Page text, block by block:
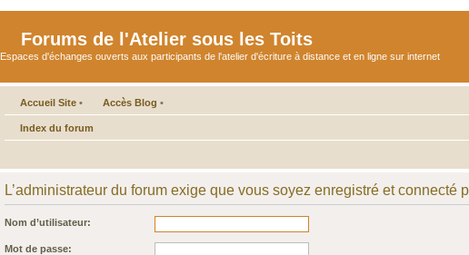
Forums de l'Atelier sous les Toits
Espaces d'échanges ouverts aux participants de l'atelier d'écriture à distance et en ligne sur internet
Accueil Site • Accès Blog •
Index du forum
L’administrateur du forum exige que vous soyez enregistré et connecté
Nom d’utilisateur:
Mot de passe: